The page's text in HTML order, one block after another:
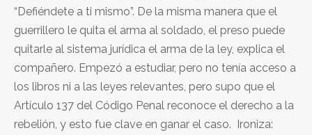
“Defiéndete a ti mismo”. De la misma manera que el
guerrillero le quita el arma al soldado, el preso puede
quitarle al sistema jurídica el arma de la ley, explica el
compañero. Empezó a estudiar, pero no tenía acceso a
los libros ni a las leyes relevantes, pero supo que el
Artículo 137 del Código Penal reconoce el derecho a la
rebelión, y esto fue clave en ganar el caso. Ironiza: